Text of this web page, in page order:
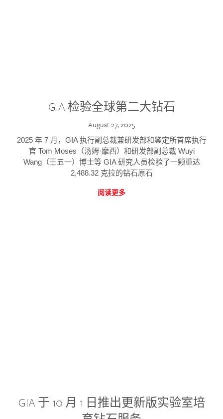
GIA 检验全球第二大钻石
August 27, 2025
2025 年 7 月，GIA 执行副总裁兼研发部和鉴定所首席执行
官 Tom Moses（汤姆·摩西）和研发部副总裁 Wuyi
Wang（王五一）博士等 GIA 研究人员检验了一颗重达
2,488.32 克拉的钻石原石
阅读更多
GIA 于 10 月 1 日推出更新版实验室培